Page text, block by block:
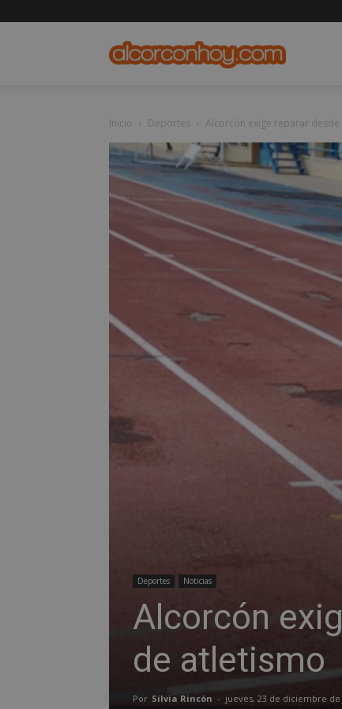
Inicio Deportes Alcorcón exige reparar
Deportes Noticias
Alcorcón
de atletismo
Por Silvia Rincón - jueves, 23 de diciembre de